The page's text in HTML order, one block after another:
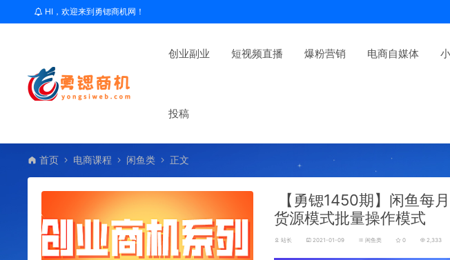
HI，欢迎来到勇锶商机网！
创业副业 短视频直播 爆粉营销 电商自媒体
投稿
首页 电商课程 闲鱼类 正文
【勇锶1450期】闲鱼每
货源模式批量操作模式
站长 2021-01-09 闲鱼类 0 2,333